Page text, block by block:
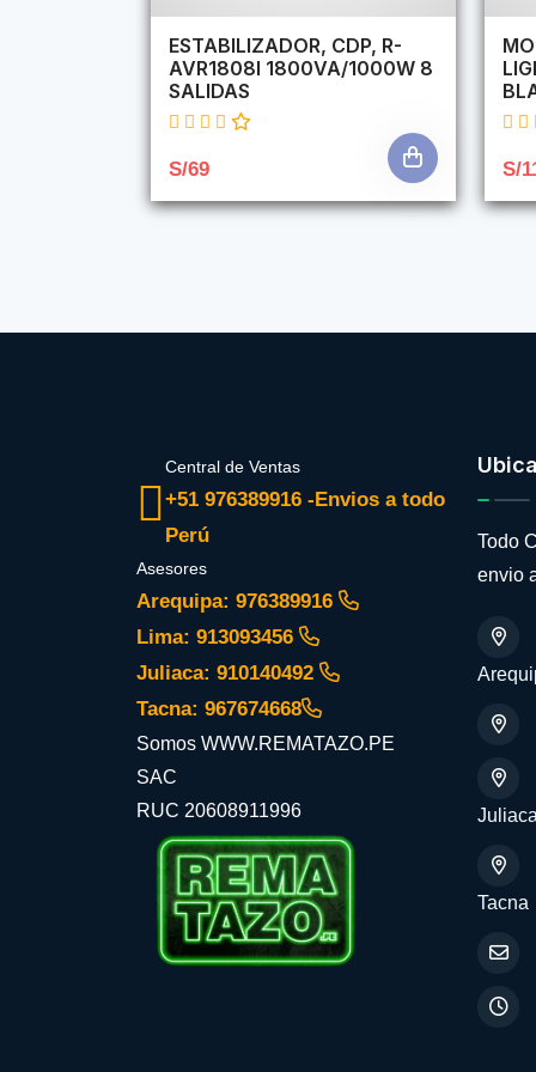
ESTABILIZADOR, CDP, R-
AVR1808I 1800VA/1000W 8
SALIDAS
S/69 S/
Central de Ventas
+51 976389916 -Envios a todo
Perú
Asesores
Arequipa: 976389916
Lima: 913093456
Juliaca: 910140492
Tacna: 967674668
Somos WWW.REMATAZO.PE
SAC
RUC 20608911996
Todo
envio
Tacna